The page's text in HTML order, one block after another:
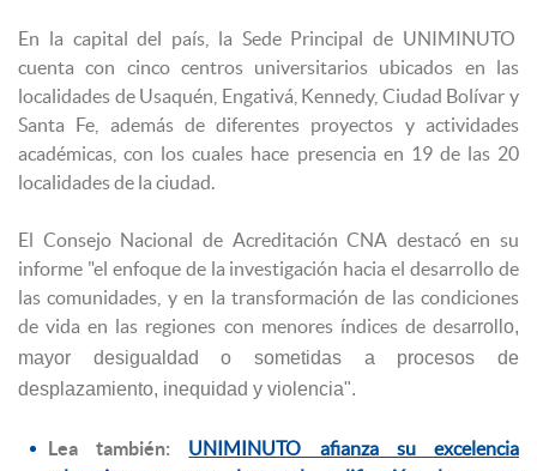
En la capital del país, la Sede Principal de UNIMINUTO
cuenta con cinco centros universitarios ubicados en las
localidades de Usaquén, Engativá, Kennedy, Ciudad Bolívar y
Santa Fe, además de diferentes proyectos y actividades
académicas, con los cuales hace presencia en 19 de las 20
localidades de la ciudad.
El Consejo Nacional de Acreditación CNA destacó en su
informe "el enfoque de la investigación hacia el desarrollo de
las comunidades, y en la transformación de las condiciones
de vida en las regiones con menores índices de desarrollo,
mayor desigualdad o sometidas a procesos de
desplazamiento, inequidad y violencia".
Lea también:
UNIMINUTO afianza su excelencia